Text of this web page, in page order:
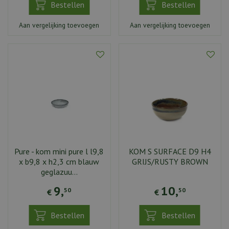
Bestellen
Aan vergelijking toevoegen
Bestellen
Aan vergelijking toevoegen
Pure - kom mini pure l l9,8
x b9,8 x h2,3 cm blauw
geglazuu…
€ 9,50
Bestellen
KOM S SURFACE D9 H4
GRIJS/RUSTY BROWN
€ 10,50
Bestellen